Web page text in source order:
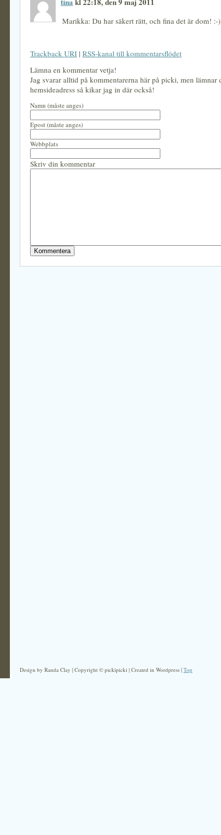
Marikka: Du har säkert rätt, och fina det är dom! :-)
Trackback URI | RSS-kanal till kommentarsflödet
Lämna en kommentar vetja!
Jag svarar alltid på kommentarerna här på picki, men lämnar
hemsideadress så kikar jag in där också!
Namn (måste anges)
Epost (måste anges)
Webbplats
Skriv din kommentar
Design by Randa Clay | Copyright © pickipicki | Created in Wordpress | Top